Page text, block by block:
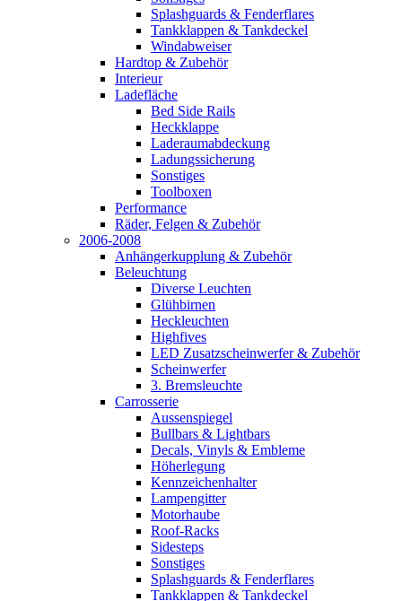
Splashguards & Fenderflares
Tankklappen & Tankdeckel
Windabweiser
Hardtop & Zubehör
Interieur
Ladefläche
Bed Side Rails
Heckklappe
Laderaumabdeckung
Ladungssicherung
Sonstiges
Toolboxen
Performance
Räder, Felgen & Zubehör
2006-2008
Anhängerkupplung & Zubehör
Beleuchtung
Diverse Leuchten
Glühbirnen
Heckleuchten
Highfives
LED Zusatzscheinwerfer & Zubehör
Scheinwerfer
3. Bremsleuchte
Carrosserie
Aussenspiegel
Bullbars & Lightbars
Decals, Vinyls & Embleme
Höherlegung
Kennzeichenhalter
Lampengitter
Motorhaube
Roof-Racks
Sidesteps
Sonstiges
Splashguards & Fenderflares
Tankklappen & Tankdeckel